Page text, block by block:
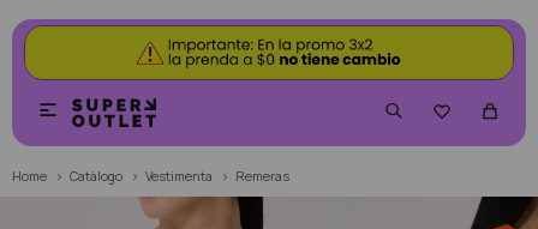


Home Catálogo Vestimenta Remeras